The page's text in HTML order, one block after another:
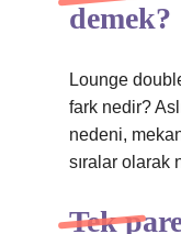
demek?
Lounge
fark nedir?
nedeni,
sıralar olarak
Tek